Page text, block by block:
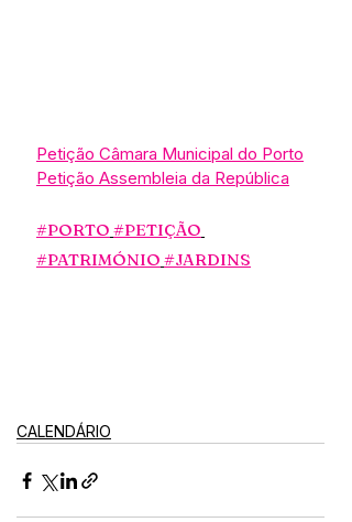
Petição Câmara Municipal do Porto
Petição Assembleia da República
#PORTO #PETIÇÃO
#PATRIMÓNIO #JARDINS
CALENDÁRIO